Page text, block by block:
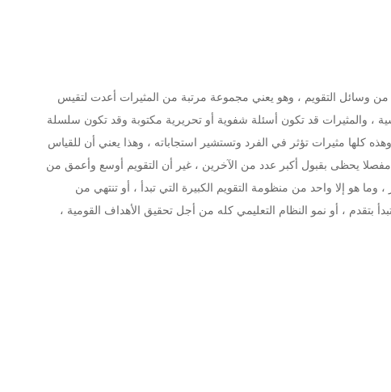
من وسائل التقويم ، وهو يعني مجموعة مرتبة من المثيرات أعدت لتقيس
، والمثيرات قد تكون أسئلة شفوية أو تحريرية مكتوبة وقد تكون سلسلة
كلها مثيرات تؤثر في الفرد وتستشير استجاباته ، وهذا يعني أن للقياس
يحظى بقبول أكبر عدد من الآخرين ، غير أن التقويم أوسع وأعمق من
وما هو إلا واحد من منظومة التقويم الكبيرة التي تبدأ ، أو تنتهي من
بتقدم ، أو نمو النظام التعليمي كله من أجل تحقيق الأهداف القومية ،